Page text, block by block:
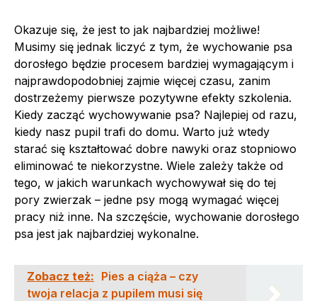
Okazuje się, że jest to jak najbardziej możliwe!
Musimy się jednak liczyć z tym, że wychowanie psa
dorosłego będzie procesem bardziej wymagającym i
najprawdopodobniej zajmie więcej czasu, zanim
dostrzeżemy pierwsze pozytywne efekty szkolenia.
Kiedy zacząć wychowywanie psa? Najlepiej od razu,
kiedy nasz pupil trafi do domu. Warto już wtedy
starać się kształtować dobre nawyki oraz stopniowo
eliminować te niekorzystne. Wiele zależy także od
tego, w jakich warunkach wychowywał się do tej
pory zwierzak – jedne psy mogą wymagać więcej
pracy niż inne. Na szczęście, wychowanie dorosłego
psa jest jak najbardziej wykonalne.
Zobacz też: Pies a ciąża – czy
twoja relacja z pupilem musi się